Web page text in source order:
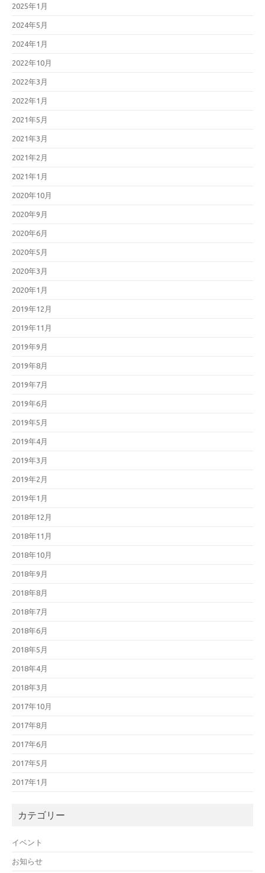
2025年1月
2024年5月
2024年1月
2022年10月
2022年3月
2022年1月
2021年5月
2021年3月
2021年2月
2021年1月
2020年10月
2020年9月
2020年6月
2020年5月
2020年3月
2020年1月
2019年12月
2019年11月
2019年9月
2019年8月
2019年7月
2019年6月
2019年5月
2019年4月
2019年3月
2019年2月
2019年1月
2018年12月
2018年11月
2018年10月
2018年9月
2018年8月
2018年7月
2018年6月
2018年5月
2018年4月
2018年3月
2017年10月
2017年8月
2017年6月
2017年5月
2017年1月
カテゴリー
イベント
お知らせ